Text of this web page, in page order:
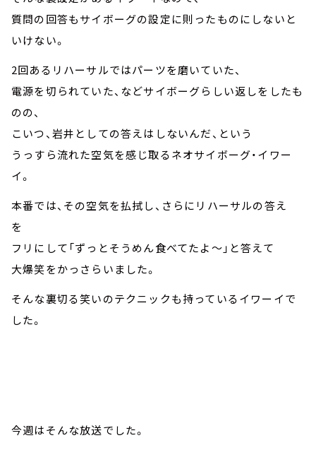
質問の回答もサイボーグの設定に則ったものにしないと
いけない。
2回あるリハーサルではパーツを磨いていた、
電源を切られていた、などサイボーグらしい返しをしたも
のの、
こいつ、岩井としての答えはしないんだ、という
うっすら流れた空気を感じ取るネオサイボーグ・イワー
イ。
本番では、その空気を払拭し、さらにリハーサルの答え
を
フリにして「ずっとそうめん食べてたよ～」と答えて
大爆笑をかっさらいました。
そんな裏切る笑いのテクニックも持っているイワーイで
した。
今週はそんな放送でした。